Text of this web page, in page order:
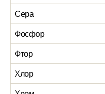
Сера
Фосфор
Фтор
Хлор